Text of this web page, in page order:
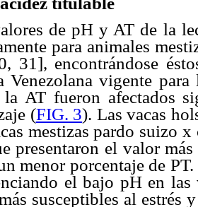
de pH y AT de la
para animales
31], encontrándose
Venezolana vigente
AT fueron afectados
(FIG. 3). Las vacas
mestizas pardo suizo
presentaron el valor
menor porcentaje de
el bajo pH en las
susceptibles al estrés